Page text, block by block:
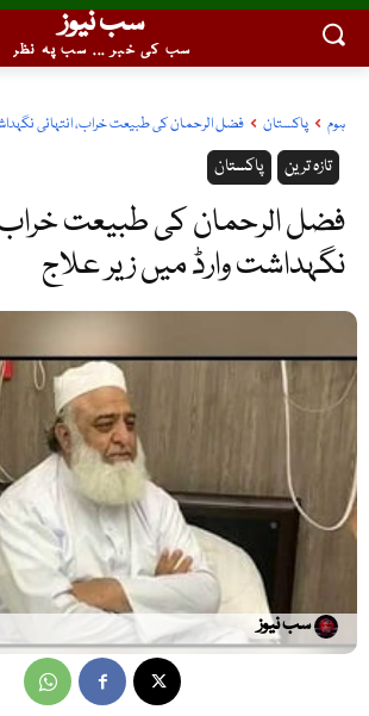
سب نیوز
سب کی خبر ... سب پہ نظر
ہوم پاکستان فضل الرحمان کی طبیعت خراب، انتہائی
پاکستان تازہ ترین
فضل الرحمان کی طبیعت خراب،
نگہداشت وارڈ میں زیر علاج
سب نیوز